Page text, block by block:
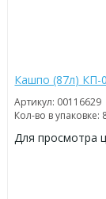
Кашпо (87л) КП-
Артикул: 00116629
Кол-во в упаковке:
Для просмотра